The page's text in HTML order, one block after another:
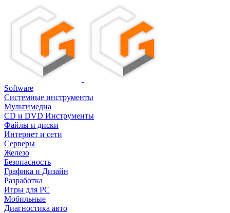
Software
Системные инструменты
Мультимедиа
CD и DVD Инструменты
Файлы и диски
Интернет и сети
Серверы
Железо
Безопасность
Графика и Дизайн
Разработка
Игры для PC
Мобильные
Диагностика авто